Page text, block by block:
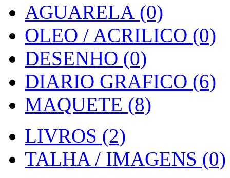
AGUARELA (0)
OLEO / ACRILICO (0)
DESENHO (0)
DIARIO GRAFICO (6)
MAQUETE (8)
LIVROS (2)
TALHA / IMAGENS (0)